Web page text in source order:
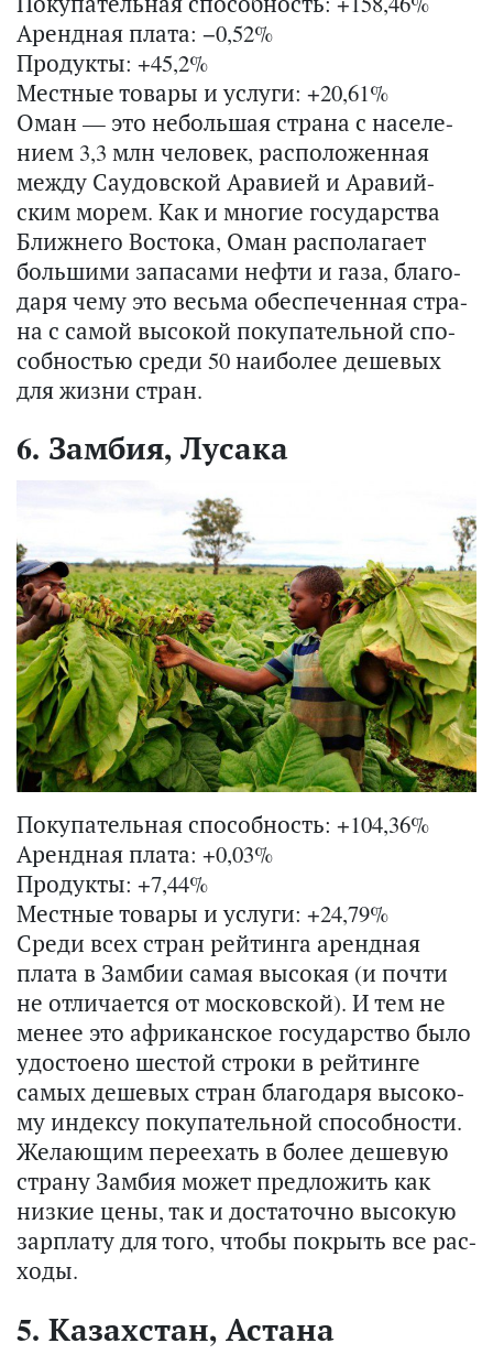
Арендная плата: −0,52%
Продукты: +45,2%
Местные товары и услуги: +20,61%
Оман — это неболь­шая стра­на с на­се­ле­
ни­ем 3,3 млн че­ло­век, рас­по­ло­жен­ная
между Са­у­дов­ской Ара­ви­ей и Ара­вий­
ским морем. Как и мно­гие го­су­дар­ства
Ближ­не­го Во­сто­ка, Оман рас­по­ла­га­ет
боль­ши­ми за­па­са­ми нефти и газа, бла­го­
да­ря чему это весь­ма обес­пе­чен­ная стра­
на с самой вы­со­кой по­ку­па­тель­ной спо­
соб­но­стью среди 50 наи­бо­лее де­ше­вых
для жизни стран.
6. Замбия, Лусака
Покупательная способность: +104,36%
Арендная плата: +0,03%
Продукты: +7,44%
Местные товары и услуги: +24,79%
Среди всех стран рей­тин­га аренд­ная
плата в Зам­бии самая вы­со­кая (и почти
не от­ли­ча­ет­ся от мос­ков­ской). И тем не
менее это аф­ри­кан­ское го­су­дар­ство было
удо­сто­е­но ше­стой стро­ки в рей­тин­ге
самых де­ше­вых стран бла­го­да­ря вы­со­ко­
му ин­дек­су по­ку­па­тель­ной спо­соб­но­сти.
Же­ла­ю­щим пе­ре­ехать в более де­ше­вую
стра­ну Зам­бия может пред­ло­жить как
низ­кие цены, так и до­ста­точ­но вы­со­кую
зар­пла­ту для того, чтобы по­крыть все рас­
хо­ды.
5. Казахстан, Астана